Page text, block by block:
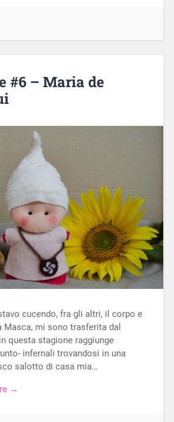
#6 – Maria de
cucendo, fra gli altri, il corpo e
Masca, mi sono trasferita dal
questa stagione raggiunge
infernali trovandosi in una
salotto di casa mia…
→